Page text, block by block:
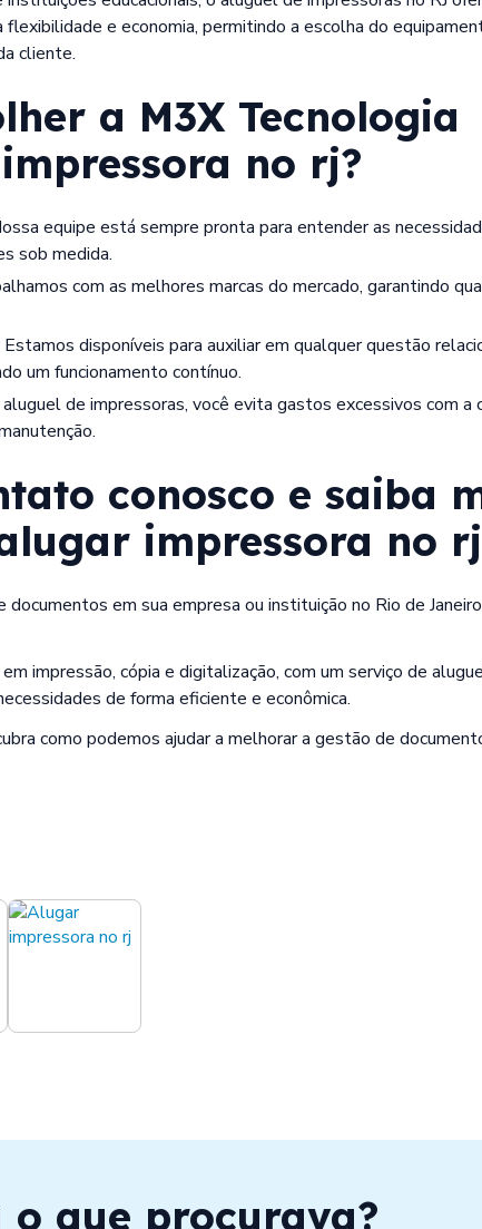
e economia, permitindo a escolha do
cliente.
a M3X Tecnologia
no rj?
sob medida.
um funcionamento contínuo.
conosco e saiba
impressora no rj
em sua empresa ou instituição no Rio de
impressão, cópia e digitalização, com um serviço de
de forma eficiente e econômica.
como podemos ajudar a melhorar a gestão de
o que procurava?